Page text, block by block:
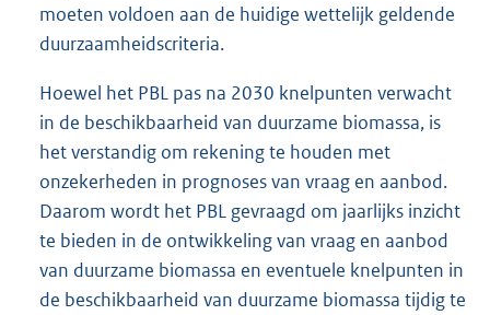
moeten voldoen aan de huidige wettelijk geldende
duurzaamheidscriteria.
Hoewel het PBL pas na 2030 knelpunten verwacht
in de beschikbaarheid van duurzame biomassa, is
het verstandig om rekening te houden met
onzekerheden in prognoses van vraag en aanbod.
Daarom wordt het PBL gevraagd om jaarlijks inzicht
te bieden in de ontwikkeling van vraag en aanbod
van duurzame biomassa en eventuele knelpunten in
de beschikbaarheid van duurzame biomassa tijdig te